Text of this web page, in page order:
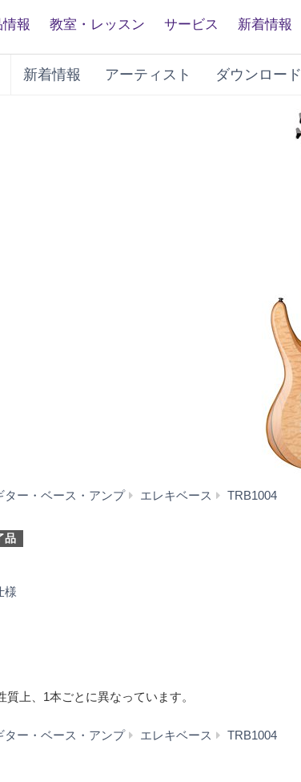
報 教室・レッスン サービス 新着情報
新着情報 アーティスト ダウンロード
ター・ベース・アンプ エレキベース TRB1004
品
様
上、1本ごとに異なっています。
ター・ベース・アンプ エレキベース TRB1004